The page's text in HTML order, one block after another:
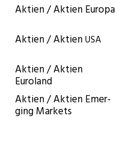
Akti­en / Akti­en Europa
Akti­en / Akti­enUSA
Akti­en / Akti­en
Euroland
Akti­en / Akti­en Emer­
ging Markets